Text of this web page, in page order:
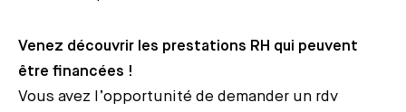
Venez découvrir les prestations RH qui peuvent
être financées !
Vous avez l’opportunité de demander un rdv